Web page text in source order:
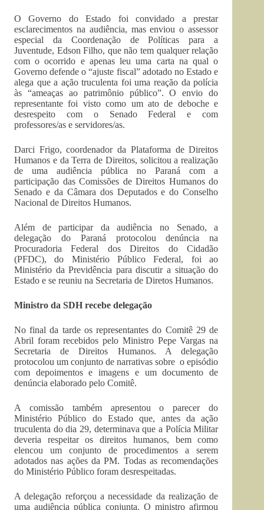
O Governo do Estado foi convidado a prestar
esclarecimentos na audiência, mas enviou o assessor
especial da Coordenação de Políticas para a
Juventude, Edson Filho, que não tem qualquer relação
com o ocorrido e apenas leu uma carta na qual o
Governo defende o “ajuste fiscal” adotado no Estado e
alega que a ação truculenta foi uma reação da polícia
às “ameaças ao patrimônio público”. O envio do
representante foi visto como um ato de deboche e
desrespeito com o Senado Federal e com
professores/as e servidores/as.
Darci Frigo, coordenador da Plataforma de Direitos
Humanos e da Terra de Direitos, solicitou a realização
de uma audiência pública no Paraná com a
participação das Comissões de Direitos Humanos do
Senado e da Câmara dos Deputados e do Conselho
Nacional de Direitos Humanos.
Além de participar da audiência no Senado, a
delegação do Paraná protocolou denúncia na
Procuradoria Federal dos Direitos do Cidadão
(PFDC), do Ministério Público Federal, foi ao
Ministério da Previdência para discutir a situação do
Estado e se reuniu na Secretaria de Diretos Humanos.
Ministro da SDH recebe delegação
No final da tarde os representantes do Comitê 29 de
Abril foram recebidos pelo Ministro Pepe Vargas na
Secretaria de Direitos Humanos. A delegação
protocolou um conjunto de narrativas sobre o episódio
com depoimentos e imagens e um documento de
denúncia elaborado pelo Comitê.
A comissão também apresentou o parecer do
Ministério Público do Estado que, antes da ação
truculenta do dia 29, determinava que a Polícia Militar
deveria respeitar os direitos humanos, bem como
elencou um conjunto de procedimentos a serem
adotados nas ações da PM. Todas as recomendações
do Ministério Público foram desrespeitadas.
A delegação reforçou a necessidade da realização de
uma audiência pública conjunta. O ministro afirmou